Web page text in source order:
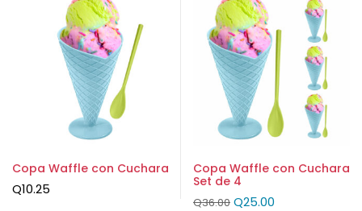
Copa Waffle con Cuchara
Q10.25
Copa Waffle con Cuchara
Set de 4
Q36.00 Q25.00